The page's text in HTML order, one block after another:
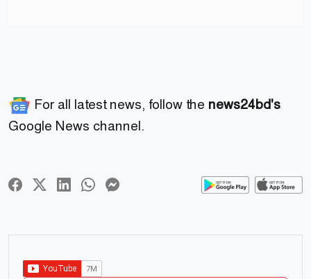
For all latest news, follow the news24bd's
Google News channel.